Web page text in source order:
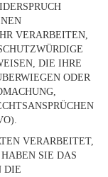
VERARBEITEN,
DIE IHRE
ODER
VERARBEITET,
SIE DAS
DIE